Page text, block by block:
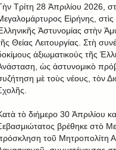
Τρίτη 28 Ἀπριλίου 2026,
Εἰρήνης,
Ἀστυνομίας στὴν
Θείας Λειτουργίας. Στὴ
ἀξιωματικούς τῆς
ὡς ἀστυνομικὸ
μὲ τοὺς νέους, τὸν
τὸ διήμερο 30 Ἀπριλίου
βρέθηκε στὸ
τοῦ Μητροπολίτη